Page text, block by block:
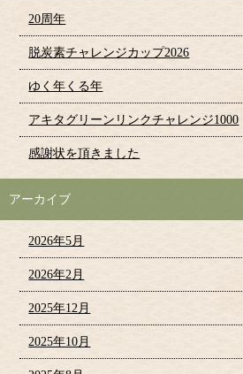
20周年
脱炭素チャレンジカップ2026
ゆく年くる年
アキタグリーンリンクチャレンジ1000
感謝状を頂きました
アーカイブ
2026年5月
2026年2月
2025年12月
2025年10月